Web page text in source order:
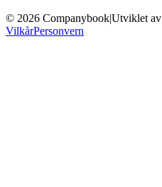
© 2026 CompanybookUtviklet av
VilkårPersonvern